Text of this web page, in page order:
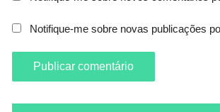
Notifique-me sobre novas publicações